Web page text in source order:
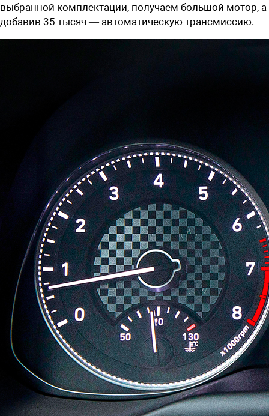
выбранной комплектации, получаем большой мотор, а
добавив 35 тысяч — автоматическую трансмиссию.